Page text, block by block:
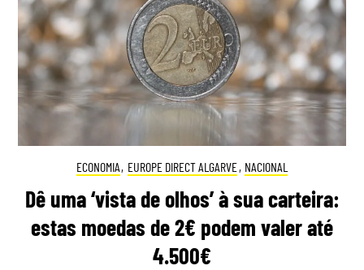
ECONOMIA, EUROPE DIRECT ALGARVE, NACIONAL
Dê uma ‘vista de olhos’ à sua carteira:
estas moedas de 2€ podem valer até
4.500€